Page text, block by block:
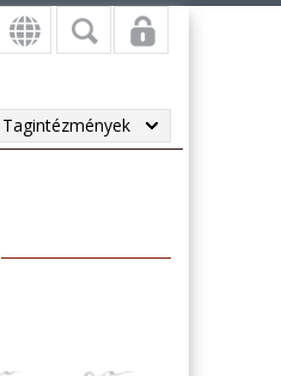
Tagintézmények